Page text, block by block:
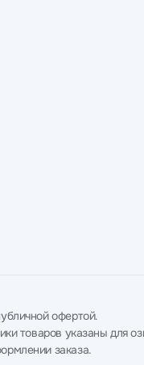
офертой.
товаров указаны
заказа.